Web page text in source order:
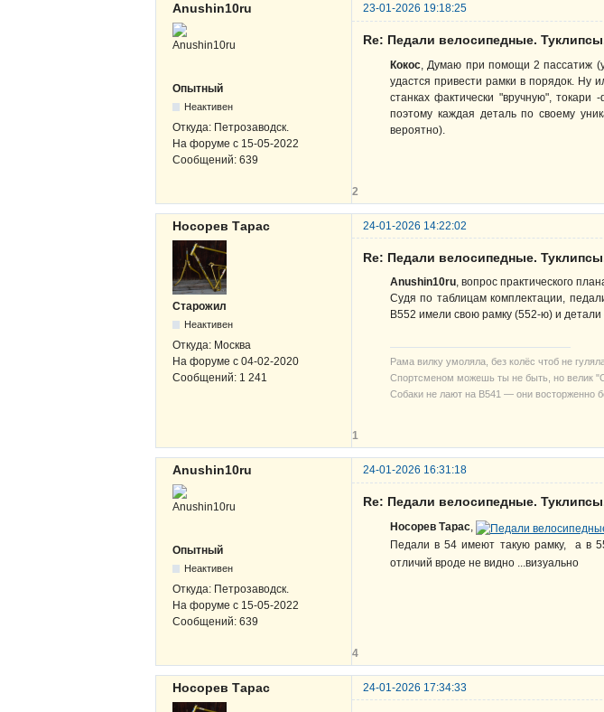
Anushin10ru 23-01-2026 19:18:25
Опытный
Неактивен
Откуда: Петрозаводск.
На форуме с 15-05-2022
Сообщений: 639
Re: Педали велосипедные.
Кокос , Думаю при помощи 2 пассатиж
удастся привести рамки в порядок. Ну
станках фактически "вручную",
поэтому каждая деталь по своему
вероятно).
2
Носорев Тарас 24-01-2026 14:22:02
Старожил
Неактивен
Откуда: Москва
На форуме с 04-02-2020
Сообщений: 1 241
Re: Педали велосипедные.
Anushin10ru, вопрос практического
Судя по таблицам комплектации,
В552 имели свою рамку (552-ю) и
Рама вилку умоляла, без колёс чтоб не
Спортсменом можешь ты не быть, но велик
Собаки не лают на В541 — они восторженно
1
Anushin10ru 24-01-2026 16:31:18
Опытный
Неактивен
Откуда: Петрозаводск.
На форуме с 15-05-2022
Сообщений: 639
Re: Педали велосипедные.
Носорев Тарас
Педали в 54 имеют такую рамку, а в
отличий вроде не видно ...визуально
4
Носорев Тарас 24-01-2026 17:34:33